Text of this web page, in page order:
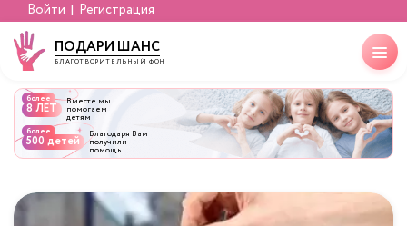
Войти Регистрация
ПОДАРИ ШАНС
БЛАГОТВОРИТЕЛЬНЫЙ ФОНД
более
8 ЛЕТ Вместе мы
помогаем
детям
более
500 детей Благодаря Вам
получили
помощь